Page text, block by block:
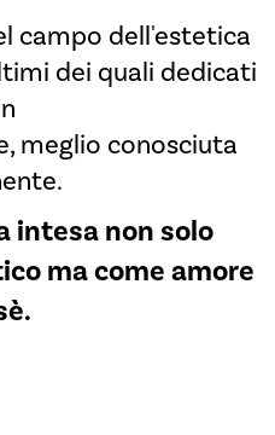
campo dell'estetica
dei quali dedicati
meglio conosciuta
intesa non solo
ma come amore